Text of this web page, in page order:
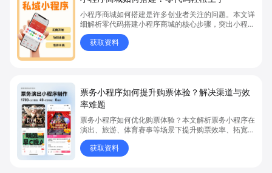
小程序商城如何搭建是许多创业者关注的问题。本文详
细解析零代码搭建小程序商城的核心步骤，突出小程序
商城、商城搭建与零代码开店优势，帮助你轻松实现商
品上架、全渠道销售及高效会员运营，快速开启线上卖
货新模式。点击获取详细操作指南！
获取资料
票务小程序如何提升购票体验？解决渠道与效
率难题
票务小程序如何优化购票体验？本文解析票务小程序在
演出、旅游、体育赛事等场景下提升购票效率、拓宽销
售渠道、实现会员精准营销的具体方式。关键词包括
“票务小程序”、“购票体验”、“购票效率”。
获取资料